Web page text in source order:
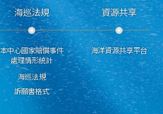
海巡法規
本中心國家賠償事件
處理情形統計
海巡法規
訴願書格式
資源共享
海洋資源共享平台